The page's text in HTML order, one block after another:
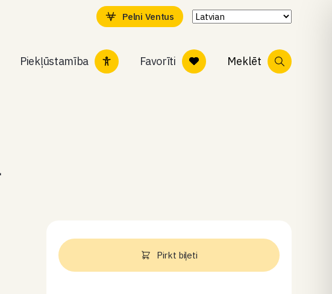
Pelni Ventus
Piekļūstamība Favorīti Meklēt
Pirkt biļeti